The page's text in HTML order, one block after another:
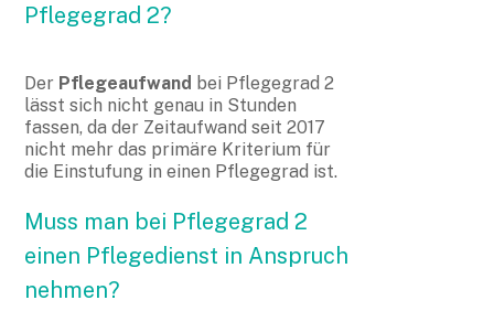
Pflegegrad 2?
Der Pflegeaufwand bei Pflegegrad 2
lässt sich nicht genau in Stunden
fassen, da der Zeitaufwand seit 2017
nicht mehr das primäre Kriterium für
die Einstufung in einen Pflegegrad ist.
Muss man bei Pflegegrad 2
einen Pflegedienst in Anspruch
nehmen?